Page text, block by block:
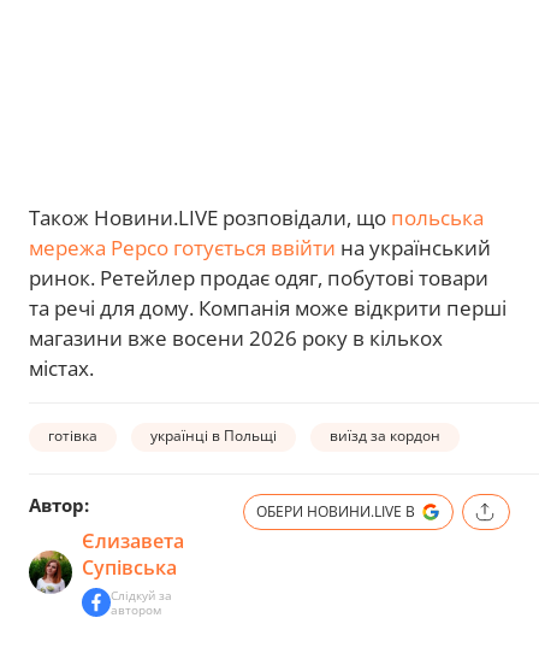
Також Новини.LIVE розповідали, що польська
мережа Pepco готується ввійти на український
ринок. Ретейлер продає одяг, побутові товари
та речі для дому. Компанія може відкрити перші
магазини вже восени 2026 року в кількох
містах.
готівка українці в Польщі виїзд за кордон
Автор:
Єлизавета
Супівська
Слідкуй за
автором
ОБЕРИ НОВИНИ.LIVE В